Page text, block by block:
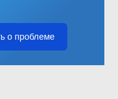
о проблеме